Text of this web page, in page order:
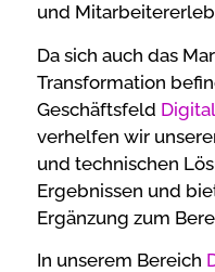
und
Da sich auch das
Transformation
Geschäftsfeld
verhelfen wir
und technischen
Ergebnissen und
Ergänzung zum
In unserem Bereich